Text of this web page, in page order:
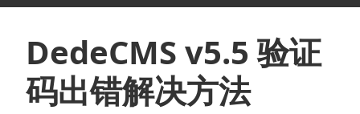
DedeCMS v5.5 验证
码出错解决方法